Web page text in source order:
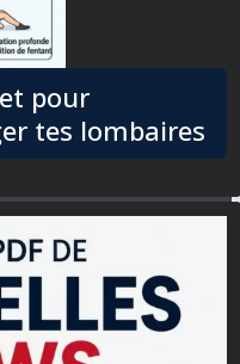
pour
tes lombaires